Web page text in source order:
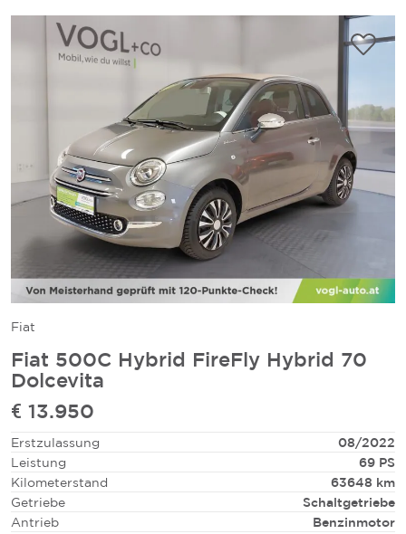
Fiat
Fiat 500C Hybrid FireFly Hybrid 70
Dolcevita
€ 13.950
Erstzulassung
08/2022
Leistung
69 PS
Kilometerstand
63648 km
Getriebe
Schaltgetriebe
Antrieb
Benzinmotor